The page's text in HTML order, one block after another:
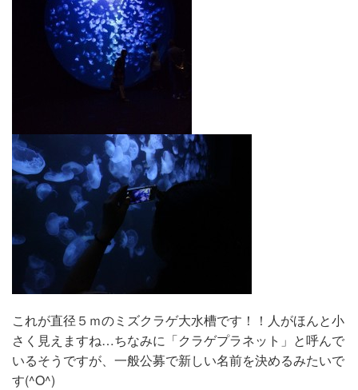
これが直径５ｍのミズクラゲ大水槽です！！人がほんと小
さく見えますね…ちなみに「クラゲプラネット」と呼んで
いるそうですが、一般公募で新しい名前を決めるみたいで
す(^O^)